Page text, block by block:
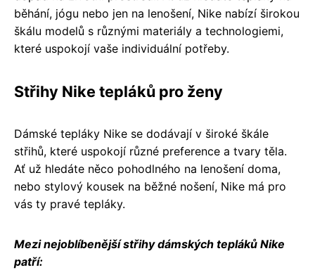
běhání, jógu nebo jen na lenošení, Nike nabízí širokou
škálu modelů s různými materiály a technologiemi,
které uspokojí vaše individuální potřeby.
Střihy Nike tepláků pro ženy
Dámské tepláky Nike se dodávají v široké škále
střihů, které uspokojí různé preference a tvary těla.
Ať už hledáte něco pohodlného na lenošení doma,
nebo stylový kousek na běžné nošení, Nike má pro
vás ty pravé tepláky.
Mezi nejoblíbenější střihy dámských tepláků Nike
patří: